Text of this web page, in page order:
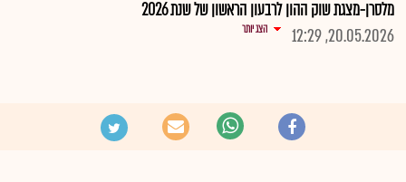
מלסרן-מצגת שוק ההון לרבעון הראשון של שנת 2026
20.05.2026, 12:29
הצג יותר